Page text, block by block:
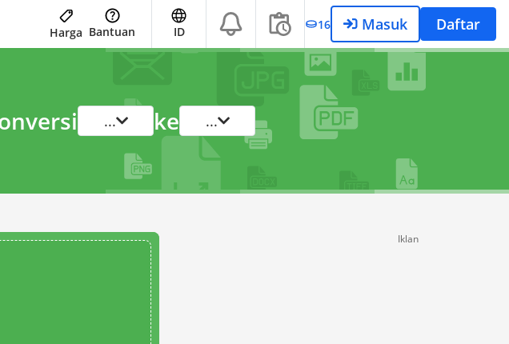
Harga Bantuan ID 16 Masuk Daftar
... ke ...
Iklan